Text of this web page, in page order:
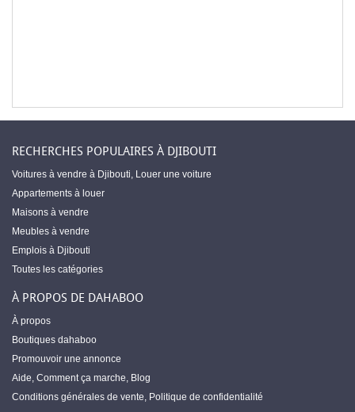
RECHERCHES POPULAIRES À DJIBOUTI
Voitures à vendre à Djibouti, Louer une voiture
Appartements à louer
Maisons à vendre
Meubles à vendre
Emplois à Djibouti
Toutes les catégories
À PROPOS DE DAHABOO
À propos
Boutiques dahaboo
Promouvoir une annonce
Aide, Comment ça marche, Blog
Conditions générales de vente, Politique de confidentialité